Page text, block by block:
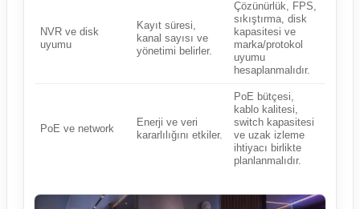
NVR ve disk
uyumu
Kayıt süresi,
kanal sayısı ve
yönetimi belirler.
Çözünürlük, FPS,
sıkıştırma, disk
kapasitesi ve
marka/protokol
uyumu
hesaplanmalıdır.
PoE ve network
Enerji ve veri
kararlılığını etkiler.
PoE bütçesi,
kablo kalitesi,
switch kapasitesi
ve uzak izleme
ihtiyacı birlikte
planlanmalıdır.